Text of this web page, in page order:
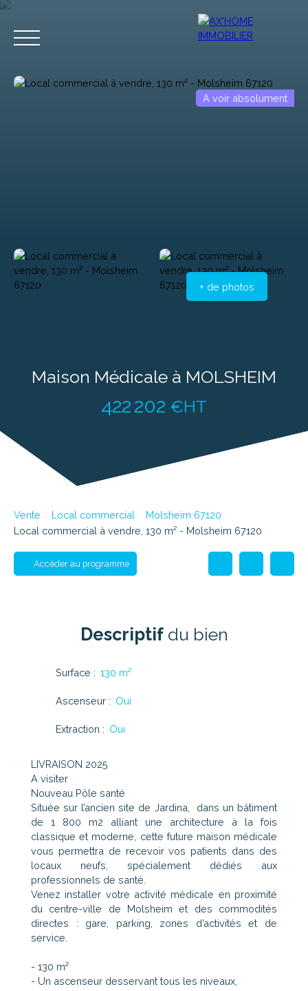
A voir absolument
+ de photos
Maison Médicale à MOLSHEIM
422 202 €HT
Vente Local commercial
Molsheim 67120
Local commercial à vendre, 130 m² - Molsheim 67120
Accéder au programme
Descriptifdu bien
Surface : 130 m²
Ascenseur : Oui
Extraction : Oui
LIVRAISON 2025
A visiter
Nouveau Pôle santé
Située sur l’ancien site de Jardina, dans un bâtiment
de 1 800 m2 alliant une architecture à la fois
classique et moderne, cette future maison médicale
vous permettra de recevoir vos patients dans des
locaux neufs, spécialement dédiés aux
professionnels de santé.
Venez installer votre activité médicale en proximité
du centre-ville de Molsheim et des commodités
directes : gare, parking, zones d’activités et de
service.
- 130 m²
- Un ascenseur desservant tous les niveaux,